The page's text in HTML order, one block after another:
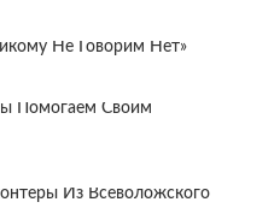
Не Говорим Нет»
Помогаем Своим
Из Всеволожского